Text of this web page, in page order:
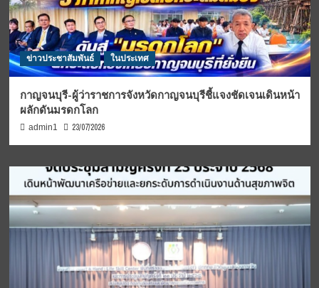
ข่าวประชาสัมพันธ์ ในประเทศ
กาญจนบุรี-ผู้ว่าราชการจังหวัดกาญจนบุรีชี้แจงชัดเจนเดินหน้า
ผลักดันมรดกโลก
admin1 23/07/2026